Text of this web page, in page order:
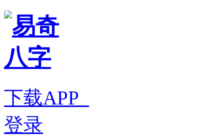
下载APP
登录